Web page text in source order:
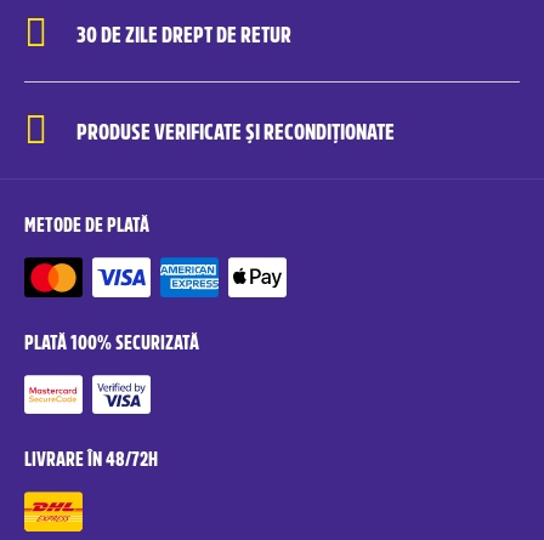
30 DE ZILE DREPT DE RETUR
PRODUSE VERIFICATE ȘI RECONDIȚIONATE
METODE DE PLATĂ
PLATĂ 100% SECURIZATĂ
LIVRARE ÎN 48/72H